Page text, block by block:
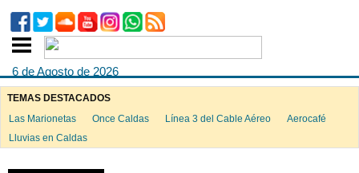
6 de Agosto de 2026
TEMAS DESTACADOS
Las Marionetas
Once Caldas Línea 3 del Cable Aéreo
Aerocafé
Lluvias en Caldas